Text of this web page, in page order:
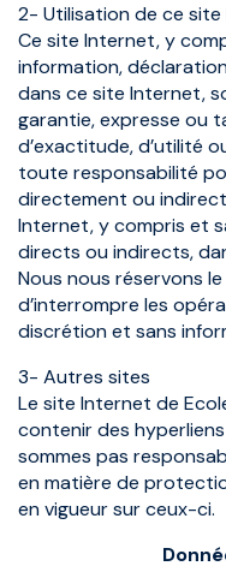
2- Utilisation de ce
Ce site Internet, y
information,
dans ce site Internet,
garantie, expresse ou
d’exactitude, d’utilité
toute responsabilité
directement ou
Internet, y compris et
directs ou indirects,
Nous nous réservons
d’interrompre les
discrétion et sans
3- Autres sites
Le site Internet de
contenir des
sommes pas
en matière de
en vigueur sur ceux-ci.